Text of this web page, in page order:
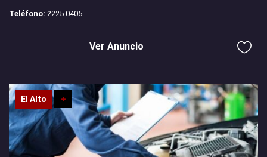
Teléfono: 2225 0405
Ver Anuncio
El Alto +